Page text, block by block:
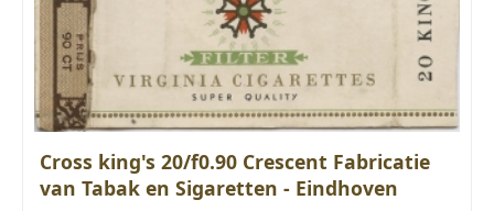
Cross king's 20/f0.90 Crescent Fabricatie
van Tabak en Sigaretten - Eindhoven